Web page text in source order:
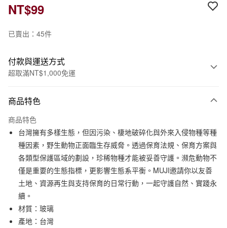
NT$99
已賣出：45件
付款與運送方式
超取滿NT$1,000免運
信用卡一次付款
信用卡分期付款
3 期 0 利率 每期NT$33 21家銀行
合作金庫商業銀行
第一商業銀行
華南商業銀行
彰化商業銀行
上海商業儲蓄銀行
台北富邦商業銀行
臺灣中小企業銀行
匯豐（台灣）商業銀行
聯邦商業銀行
超商取貨付款
LINE Pay
Apple Pay
街口支付
商品特色
商品特色
台灣擁有多樣生態，但因污染、棲地破碎化與外來入侵物種等種
種因素，野生動物正面臨生存威脅。透過保育法規、保育方案與
各類型保護區域的劃設，珍稀物種才能被妥善守護。瀕危動物不
僅是重要的生態指標，更影響生態系平衡。MUJI邀請你以友善
土地、資源再生與支持保育的日常行動，一起守護自然、實踐永
續。
材質：玻璃
產地：台灣